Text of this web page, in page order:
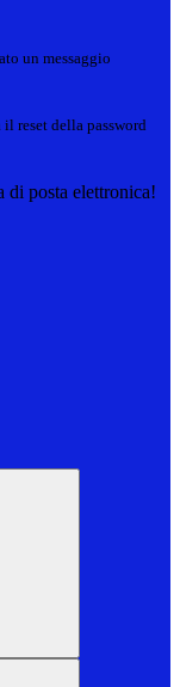
un messaggio
reset della password
di posta elettronica!